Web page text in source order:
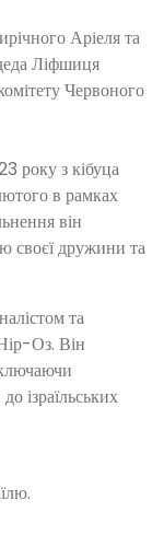
Аріеля та
Ліфшиця
Червоного
року з кібуца
в рамках
він
своєї дружини та
та
Оз. Він
ізраїльських